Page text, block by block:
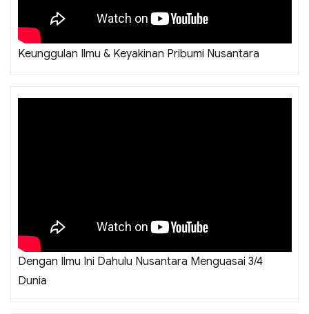
Keunggulan Ilmu & Keyakinan Pribumi Nusantara
Dengan Ilmu Ini Dahulu Nusantara Menguasai 3/4
Dunia